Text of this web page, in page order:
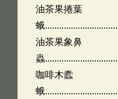
油茶果捲葉
蛾
油茶果象鼻
蟲
咖啡木蠹
蛾